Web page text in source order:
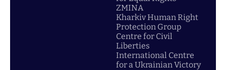
ZMINA
Kharkiv Human Right
Protection Group
Centre for Civil
Liberties
International Centre
for a Ukrainian Victory